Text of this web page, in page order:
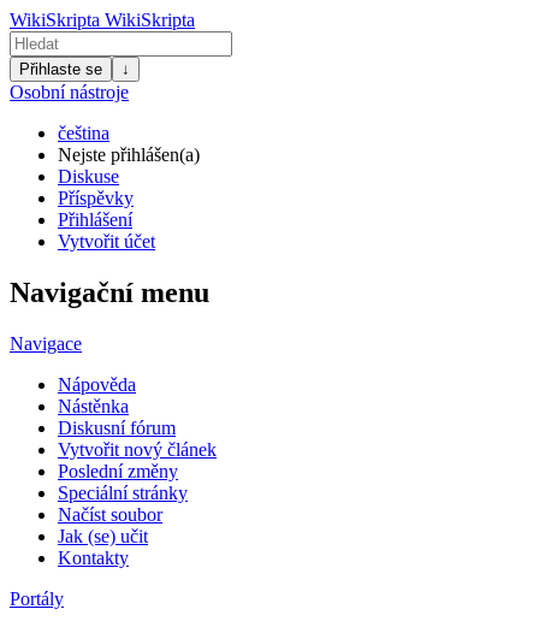
WikiSkripta WikiSkripta
Přihlaste se ↓
Osobní nástroje
čeština
Nejste přihlášen(a)
Diskuse
Příspěvky
Přihlášení
Vytvořit účet
Navigační menu
Navigace
Nápověda
Nástěnka
Diskusní fórum
Vytvořit nový článek
Poslední změny
Speciální stránky
Načíst soubor
Jak (se) učit
Kontakty
Portály